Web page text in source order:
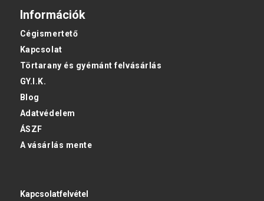
Információk
Cégismertető
Kapcsolat
Törtarany és gyémánt felvásárlás
GY.I.K.
Blog
Adatvédelem
ÁSZF
A vásárlás mente
Kapcsolatfelvétel